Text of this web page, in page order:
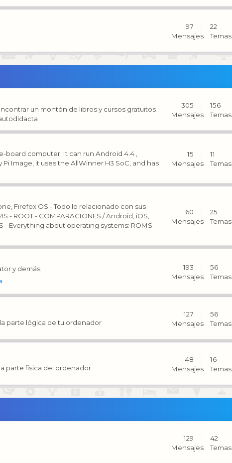
97
Mensajes
22
Temas
un montón de libros y cursos gratuitos
305
Mensajes
156
Temas
board computer. It can run Android 4.4 ,
Pi Image, it uses the AllWinner H3 SoC, and has
15
Mensajes
11
Temas
Firefox OS - Todo lo relacionado con sus
- ROOT - COMPARACIONES / Android, iOS,
- Everything about operating systems: ROMS -
60
Mensajes
25
Temas
y demás
193
Mensajes
56
Temas
parte lógica de tu ordenador
127
Mensajes
56
Temas
parte física del ordenador.
48
Mensajes
16
Temas
129
Mensajes
42
Temas